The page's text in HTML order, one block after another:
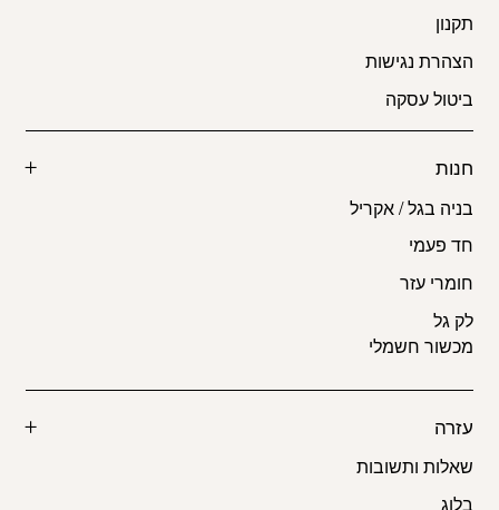
תקנון
הצהרת נגישות
ביטול עסקה
חנות
בניה בגל / אקריל
חד פעמי
חומרי עזר
לק גל
מכשור חשמלי
עזרה
שאלות ותשובות
בלוג